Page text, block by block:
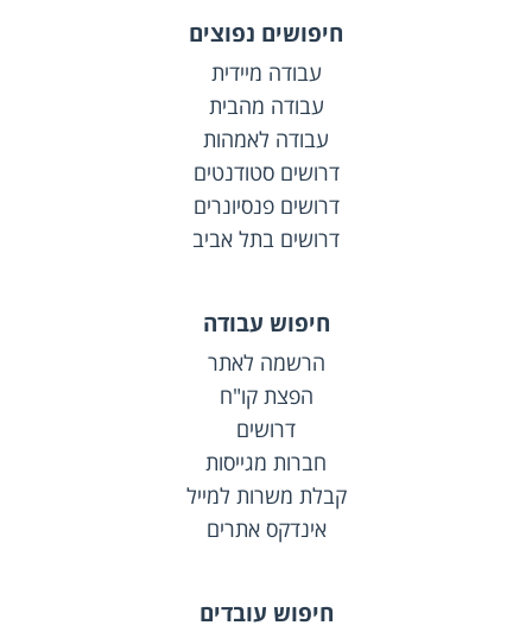
חיפושים נפוצים
עבודה מיידית
עבודה מהבית
עבודה לאמהות
דרושים סטודנטים
דרושים פנסיונרים
דרושים בתל אביב
חיפוש עבודה
הרשמה לאתר
הפצת קו"ח
דרושים
חברות מגייסות
קבלת משרות למייל
אינדקס אתרים
חיפוש עובדים